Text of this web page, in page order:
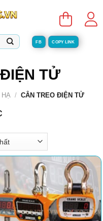
FB COPY LINK
TỬ
/ CÂN TREO ĐIỆN TỬ